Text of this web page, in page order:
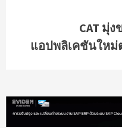
CAT มุ่
แอปพลิเคชันใหม่